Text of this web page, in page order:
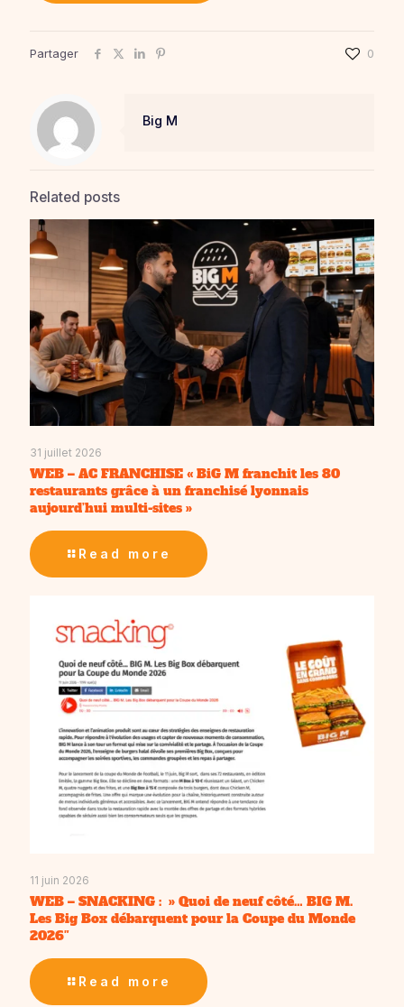
Partager 0
Big M
Related posts
31 juillet 2026
WEB – AC FRANCHISE « BiG M franchit les 80
restaurants grâce à un franchisé lyonnais
aujourd’hui multi-sites »
Read more
11 juin 2026
WEB – SNACKING : » Quoi de neuf côté… BIG M.
Les Big Box débarquent pour la Coupe du Monde
2026″
Read more